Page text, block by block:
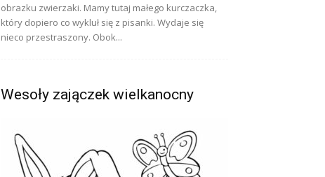
obrazku zwierzaki. Mamy tutaj małego kurczaczka,
który dopiero co wykluł się z pisanki. Wydaje się
nieco przestraszony. Obok...
Wesoły zajączek wielkanocny